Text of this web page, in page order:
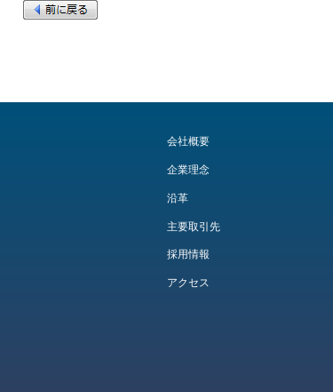
会社概要
企業理念
沿革
主要取引先
採用情報
アクセス